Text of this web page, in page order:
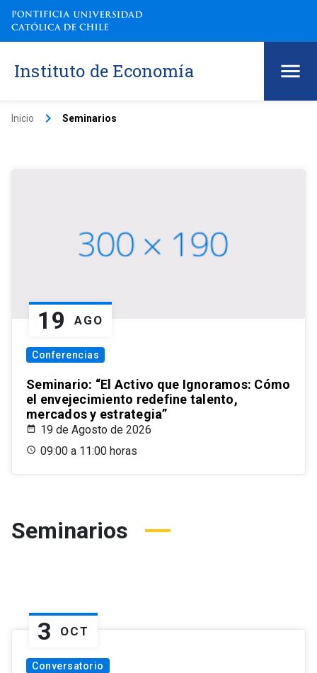
Instituto de Economía
Inicio keyboard_arrow_right Seminarios
19 AGO
Conferencias
Seminario: “El Activo que Ignoramos: Cómo
el envejecimiento redefine talento,
mercados y estrategia”
19 de Agosto de 2026
09:00 a 11:00 horas
Seminarios
3 OCT
Conversatorio